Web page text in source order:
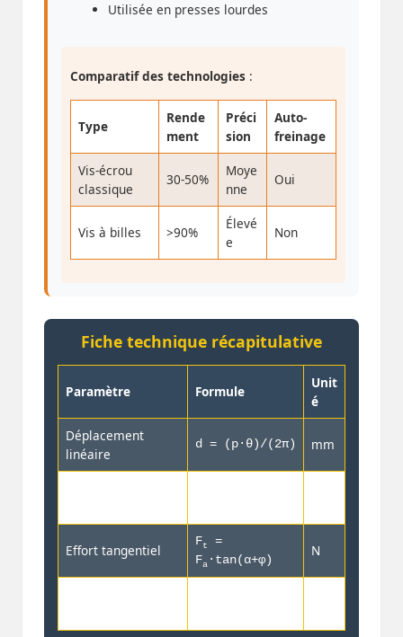
Utilisée en presses lourdes
Comparatif des technologies :
Type
Rende
ment
Préci
sion
Auto-
freinage
Vis-écrou
classique
30-50%
Moye
nne
Oui
Vis à billes >90%
Élevé
e
Non
Fiche technique récapitulative
Paramètre Formule
Unit
é
Déplacement
linéaire
d = (p·θ)/(2π) mm
Effort tangentiel
Ft
=
Fa ·tan(α+φ)
N